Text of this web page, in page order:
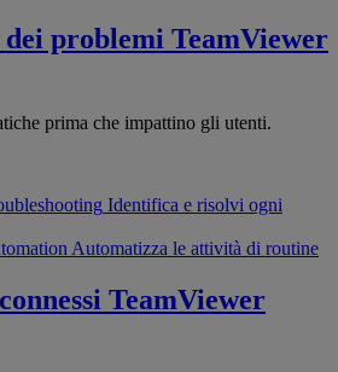
dei problemi TeamViewer
prima che impattino gli utenti.
Identifica e risolvi ogni
Automatizza le attività di routine
TeamViewer